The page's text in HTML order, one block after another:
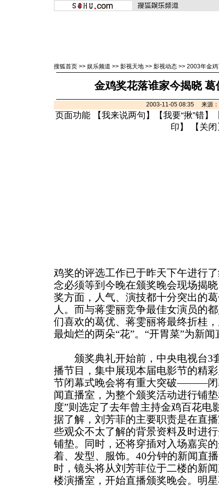
搜狐首页 >> 娱乐频道 >> 影视天地 >> 影视动态 >> 2003年金
金鸡奖花落谁家今揭晓
2003-11-05 08:35 来源：
页面功能 【我来说两句 】【我要“揪”错】
印 】 【 关闭
鸡奖的评选工作已于昨天下午进行
念必须等到今晚在颁奖晚会现场揭
奖方面，人气、演技都十分突出的
人。而与蒋雯丽竞争最佳女演员的
们喜欢的葛优、蒋雯丽将最终折桂
最灿烂的两朵“花”。“开胃菜”为新闻
颁奖典礼开始前，中央电视台3
播节目，集中展现本届电影节的精
节闭幕式晚会将有重大突破———闭
闻直播室，为整个颁奖活动进行铺
度”则选定了去年曾主持金鸡百花电
据了解，刘芳菲的主要职责是在直
些观众不太了解的背景资料及时进
铺垫。同时，还将穿插对入场嘉宾
着、发型、服饰。40分钟的新闻直
时，镜头将从刘芳菲位于二楼的新
楼演播室，开始直播颁奖晚会。明